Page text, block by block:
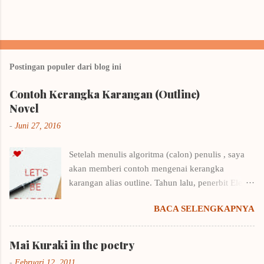
Postingan populer dari blog ini
Contoh Kerangka Karangan (Outline)
Novel
- Juni 27, 2016
Setelah menulis algoritma (calon) penulis , saya
akan memberi contoh mengenai kerangka
karangan alias outline. Tahun lalu, penerbit Elex
menulis outline. Saya langsung putar otak,
mencari cara menulis kerangka karangan yang
benar karena biasanya sekena saja kalau
menentukan outline. Untungnya saya punya
BACA SELENGKAPNYA
Mai Kuraki in the poetry
- Februari 12, 2011